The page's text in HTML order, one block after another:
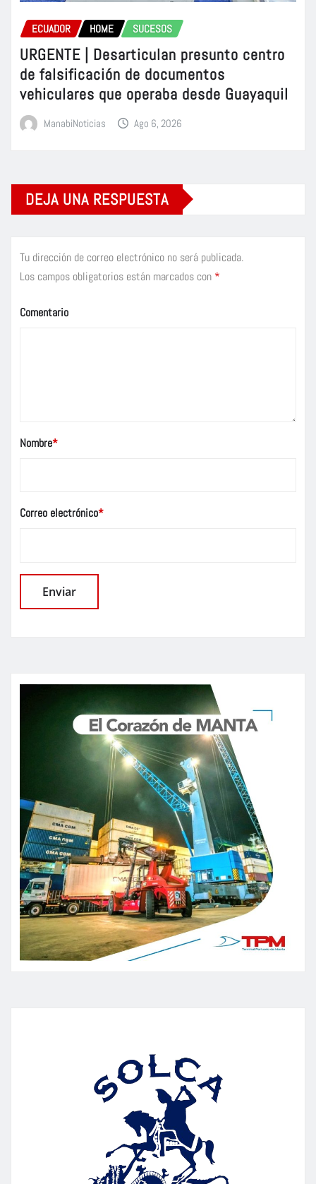
ECUADOR HOME SUCESOS
URGENTE | Desarticulan presunto centro
de falsificación de documentos
vehiculares que operaba desde Guayaquil
ManabiNoticias Ago 6, 2026
DEJA UNA RESPUESTA
Tu dirección de correo electrónico no será publicada.
Los campos obligatorios están marcados con *
Comentario
Nombre*
Correo electrónico*